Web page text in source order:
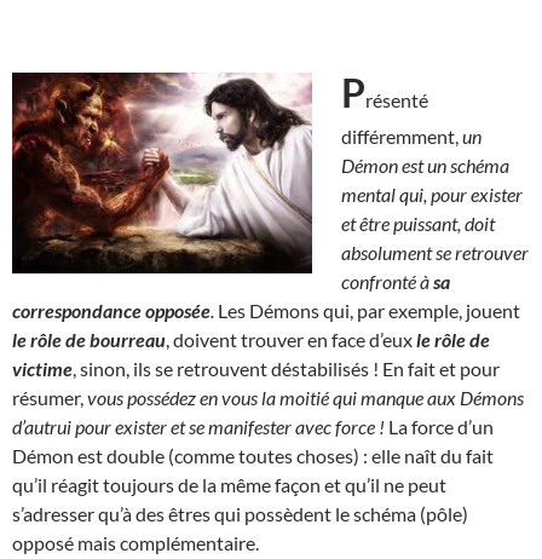
Présenté
différemment, un
Démon est un schéma
mental qui, pour exister
et être puissant, doit
absolument se retrouver
confronté àsa
correspondance opposée Les Démons qui, par exemple, jouent
le rôle de bourreau , doivent trouver en face d’euxle rôle de
victime , sinon, ils se retrouvent déstabilisés ! En fait et pour
résumer, vous possédez en vous la moitié qui manque aux Démons
d’autrui pour exister et se manifester avec force ! La force d’un
Démon est double (comme toutes choses) : elle naît du fait
qu’il réagit toujours de la même façon et qu’il ne peut
s’adresser qu’à des êtres qui possèdent le schéma (pôle)
opposé mais complémentaire.